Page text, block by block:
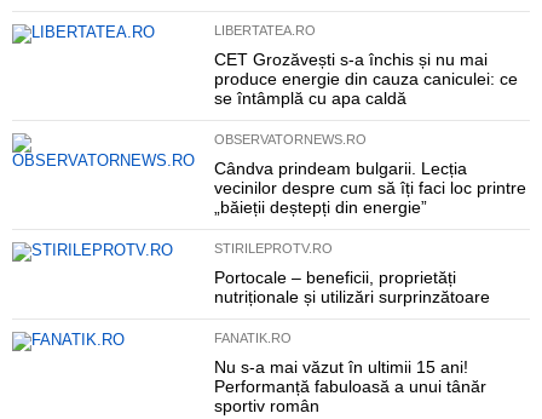
LIBERTATEA.RO
CET Grozăvești s-a închis și nu mai
produce energie din cauza caniculei: ce
se întâmplă cu apa caldă
OBSERVATORNEWS.RO
Cândva prindeam bulgarii. Lecția
vecinilor despre cum să îți faci loc printre
„băieții deștepți din energie”
STIRILEPROTV.RO
Portocale – beneficii, proprietăți
nutriționale și utilizări surprinzătoare
FANATIK.RO
Nu s-a mai văzut în ultimii 15 ani!
Performanță fabuloasă a unui tânăr
sportiv român